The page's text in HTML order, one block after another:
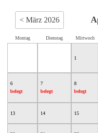
< März 2026
Montag Dienstag Mittwoch
1
6
belegt
7
belegt
8
belegt
13 14 15